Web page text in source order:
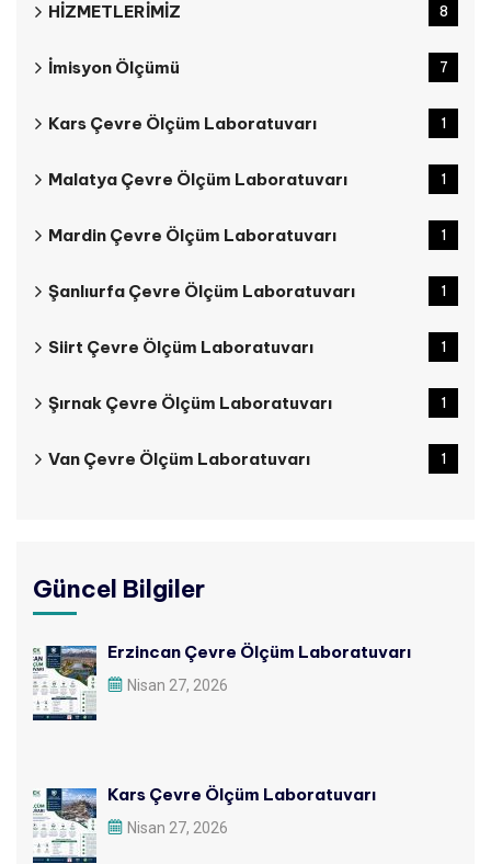
HİZMETLERİMİZ 8
İmisyon Ölçümü 7
Kars Çevre Ölçüm Laboratuvarı 1
Malatya Çevre Ölçüm Laboratuvarı 1
Mardin Çevre Ölçüm Laboratuvarı 1
Şanlıurfa Çevre Ölçüm Laboratuvarı 1
Siirt Çevre Ölçüm Laboratuvarı 1
Şırnak Çevre Ölçüm Laboratuvarı 1
Van Çevre Ölçüm Laboratuvarı 1
Güncel Bilgiler
Erzincan Çevre Ölçüm Laboratuvarı
Nisan 27, 2026
Kars Çevre Ölçüm Laboratuvarı
Nisan 27, 2026